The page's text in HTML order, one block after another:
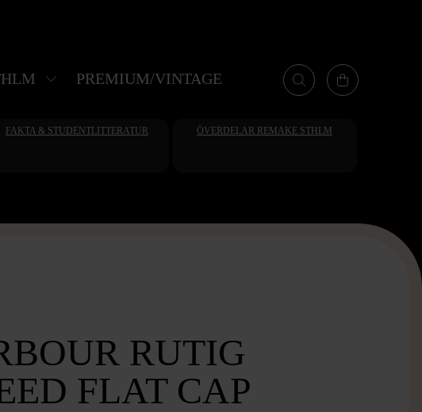
PREMIUM/VINTAGE
FAKTA & STUDENTLITTERATUR ÖVERDELAR REMAKE STHLM
RUTIG
FLAT CAP